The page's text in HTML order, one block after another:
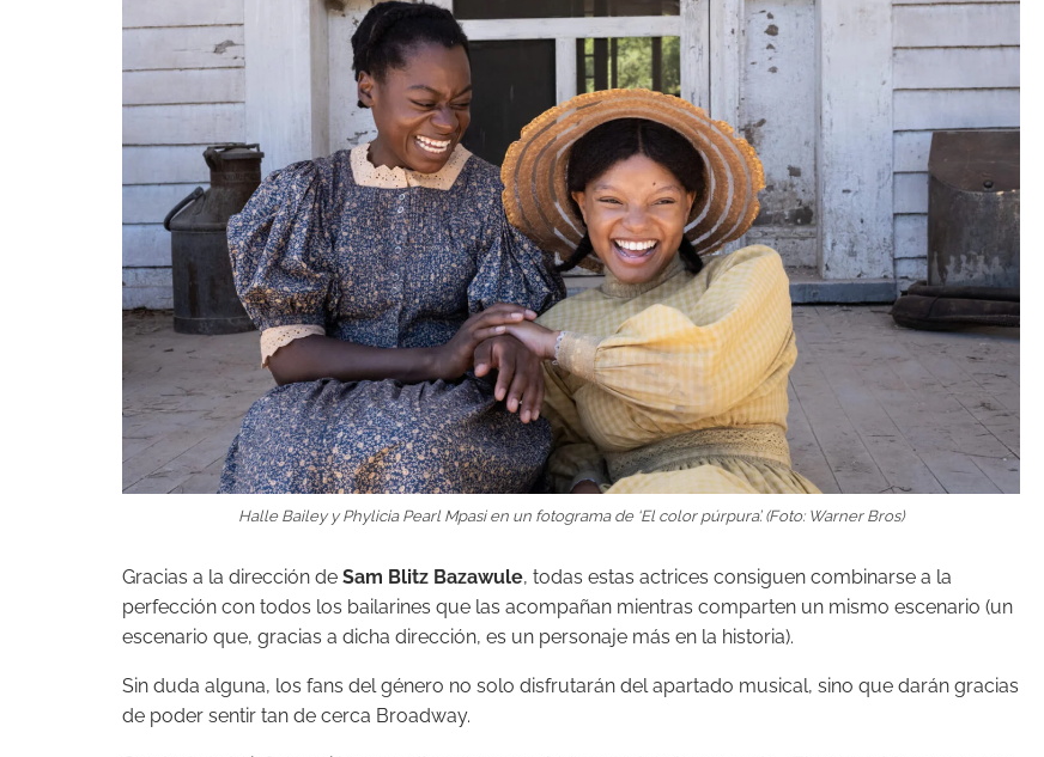
Halle Bailey y Phylicia Pearl Mpasi en un fotograma de ‘El color púrpura’. (Foto: Warner Bros)
Gracias a la dirección de Sam Blitz Bazawule, todas estas actrices consiguen combinarse a la
perfección con todos los bailarines que las acompañan mientras comparten un mismo escenario (un
escenario que, gracias a dicha dirección, es un personaje más en la historia).
Sin duda alguna, los fans del género no solo disfrutarán del apartado musical, sino que darán gracias
de poder sentir tan de cerca Broadway.